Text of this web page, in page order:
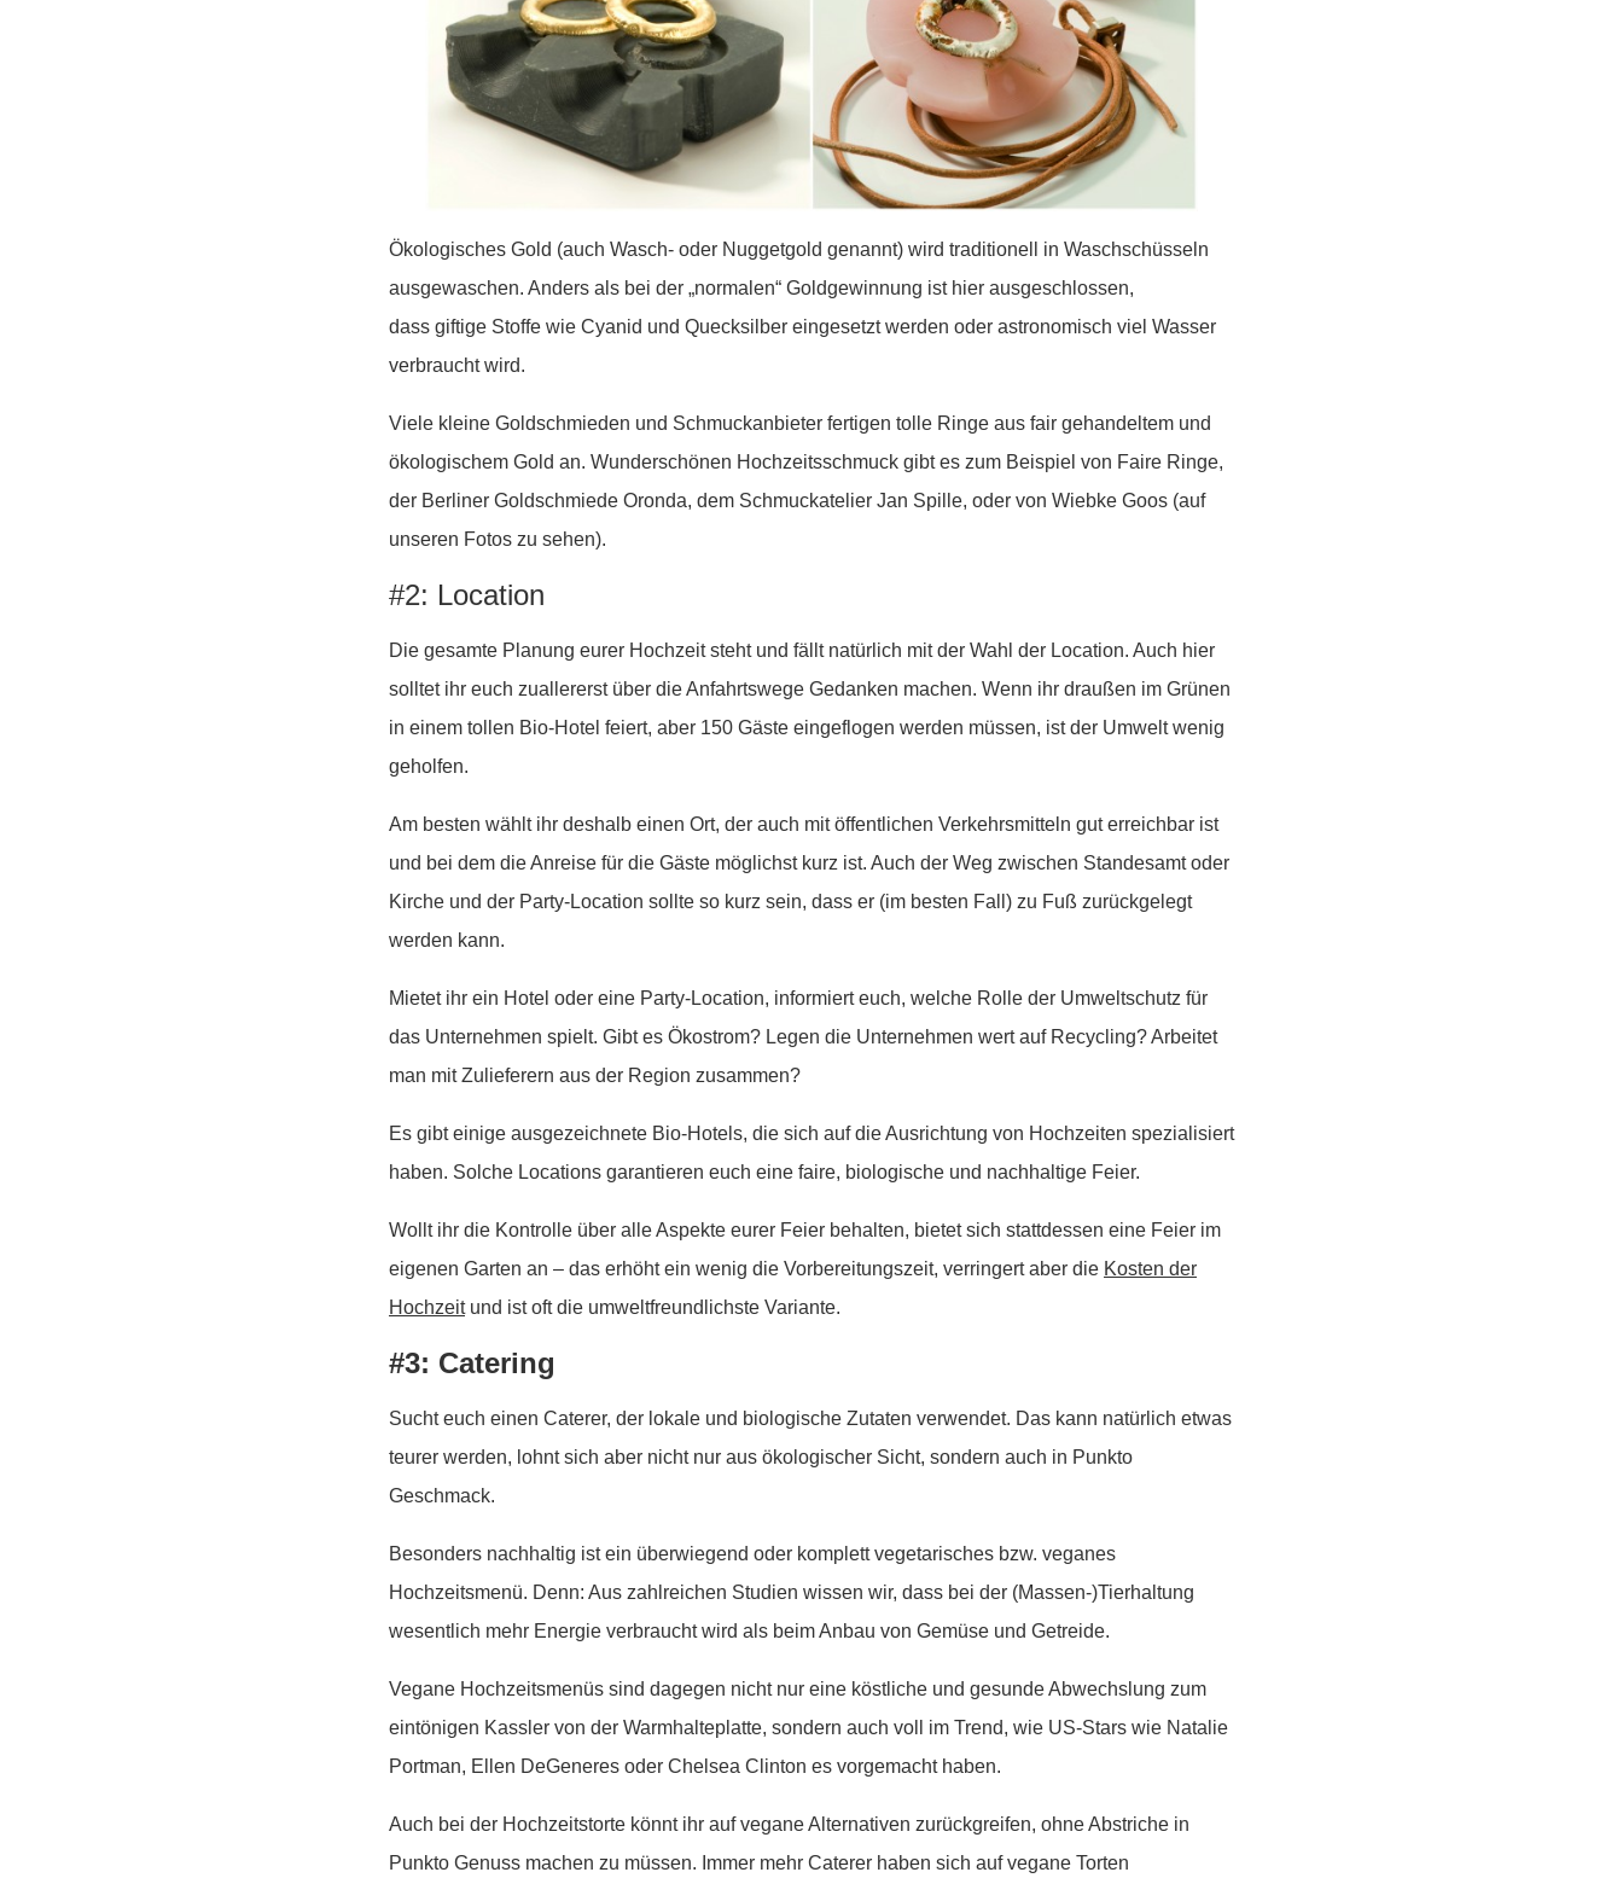
Ökologisches Gold (auch Wasch- oder Nuggetgold genannt) wird traditionell in Waschschüsseln
ausgewaschen. Anders als bei der „normalen“ Goldgewinnung ist hier ausgeschlossen,
dass giftige Stoffe wie Cyanid und Quecksilber eingesetzt werden oder astronomisch viel Wasser
verbraucht wird.
Viele kleine Goldschmieden und Schmuckanbieter fertigen tolle Ringe aus fair gehandeltem und
ökologischem Gold an. Wunderschönen Hochzeitsschmuck gibt es zum Beispiel von Faire Ringe,
der Berliner Goldschmiede Oronda, dem Schmuckatelier Jan Spille, oder von Wiebke Goos (auf
unseren Fotos zu sehen).
#2: Location
Die gesamte Planung eurer Hochzeit steht und fällt natürlich mit der Wahl der Location. Auch hier
solltet ihr euch zuallererst über die Anfahrtswege Gedanken machen. Wenn ihr draußen im Grünen
in einem tollen Bio-Hotel feiert, aber 150 Gäste eingeflogen werden müssen, ist der Umwelt wenig
geholfen.
Am besten wählt ihr deshalb einen Ort, der auch mit öffentlichen Verkehrsmitteln gut erreichbar ist
und bei dem die Anreise für die Gäste möglichst kurz ist. Auch der Weg zwischen Standesamt oder
Kirche und der Party-Location sollte so kurz sein, dass er (im besten Fall) zu Fuß zurückgelegt
werden kann.
Mietet ihr ein Hotel oder eine Party-Location, informiert euch, welche Rolle der Umweltschutz für
das Unternehmen spielt. Gibt es Ökostrom? Legen die Unternehmen wert auf Recycling? Arbeitet
man mit Zulieferern aus der Region zusammen?
Es gibt einige ausgezeichnete Bio-Hotels, die sich auf die Ausrichtung von Hochzeiten spezialisiert
haben. Solche Locations garantieren euch eine faire, biologische und nachhaltige Feier.
Wollt ihr die Kontrolle über alle Aspekte eurer Feier behalten, bietet sich stattdessen eine Feier im
eigenen Garten an – das erhöht ein wenig die Vorbereitungszeit, verringert aber die Kosten der
Hochzeitund ist oft die umweltfreundlichste Variante.
#3: Catering
Sucht euch einen Caterer, der lokale und biologische Zutaten verwendet. Das kann natürlich etwas
teurer werden, lohnt sich aber nicht nur aus ökologischer Sicht, sondern auch in Punkto
Geschmack.
Besonders nachhaltig ist ein überwiegend oder komplett vegetarisches bzw. veganes
Hochzeitsmenü. Denn: Aus zahlreichen Studien wissen wir, dass bei der (Massen-)Tierhaltung
wesentlich mehr Energie verbraucht wird als beim Anbau von Gemüse und Getreide.
Vegane Hochzeitsmenüs sind dagegen nicht nur eine köstliche und gesunde Abwechslung zum
eintönigen Kassler von der Warmhalteplatte, sondern auch voll im Trend, wie US-Stars wie Natalie
Portman, Ellen DeGeneres oder Chelsea Clinton es vorgemacht haben.
Auch bei der Hochzeitstorte könnt ihr auf vegane Alternativen zurückgreifen, ohne Abstriche in
Punkto Genuss machen zu müssen. Immer mehr Caterer haben sich auf vegane Torten